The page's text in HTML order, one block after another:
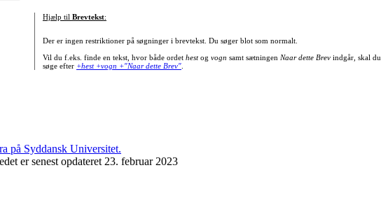
Hjælp til Brevtekst:
Der er ingen restriktioner på søgninger i brevtekst. Du søger blot som normalt.
Vil du f.eks. finde en tekst, hvor både ordet hestog vogn samt sætningen Naar dette Brevindgår, skal du
søge efter +hest +vogn +"Naar dette Brev".
er senest opdateret 23. februar 2023